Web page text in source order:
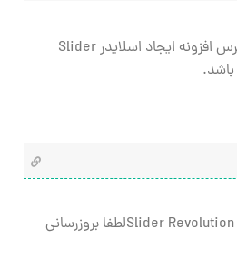
فعلا آخرین نسخه در دسترس افزونه ایجاد اسلایدر Slider
Slider Revolution Transition Pack 6.7.8لطفا بروزرسانی